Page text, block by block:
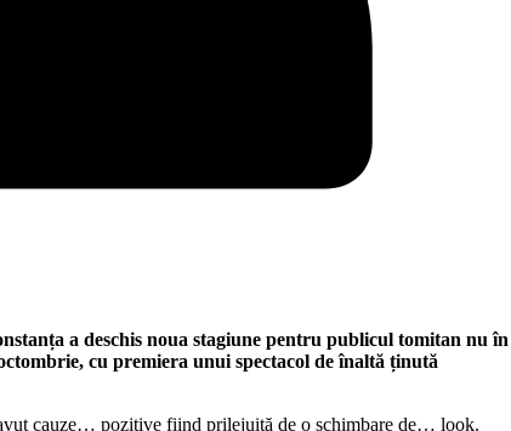
a deschis noua stagiune pentru publicul tomitan nu în
cu premiera unui spectacol de înaltă ținută
cauze… pozitive fiind prilejuită de o schimbare de… look.